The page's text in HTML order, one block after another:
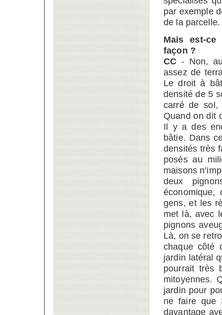
par exemple
de la parcelle.
Mais est-
façon ?
CC - Non,
assez de
Le droit à
densité de 5
carré de sol,
Quand on dit
Il y a des
bâtie. Dans
densités très
posés au
maisons
deux
gens, et les
met là, avec
pignons
Là, on se
chaque côté
jardin latéral
pourrait très
mitoyennes.
jardin pour
ne faire que
davantage